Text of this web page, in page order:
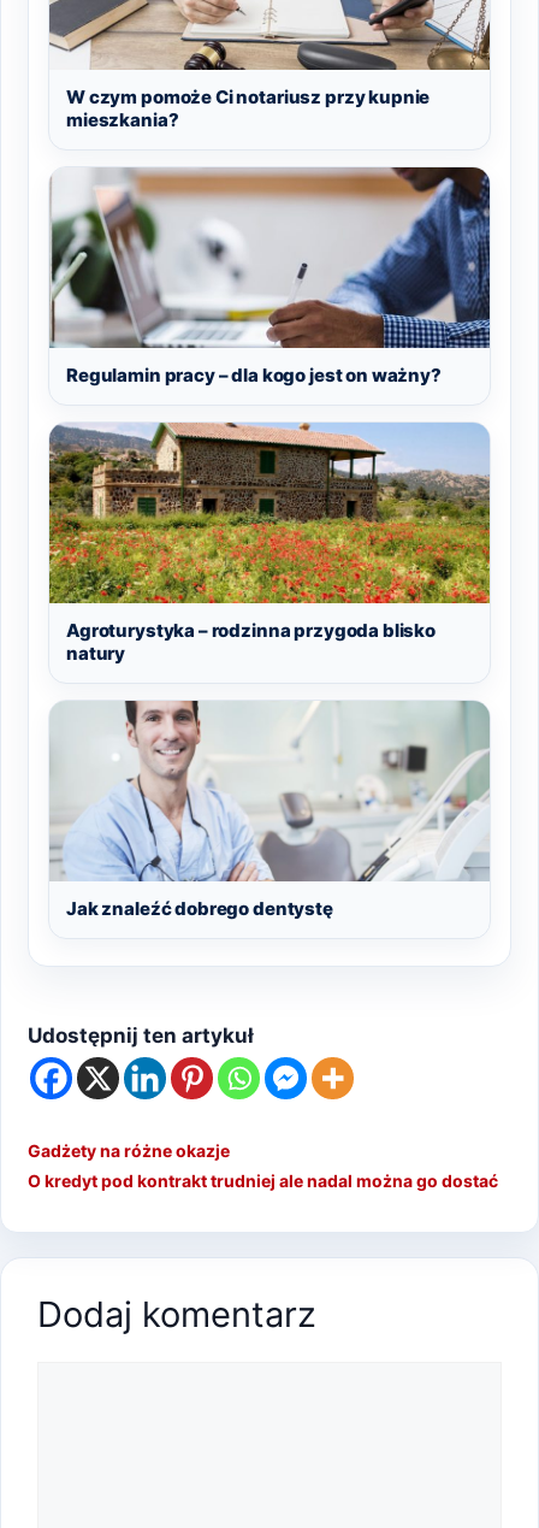
W czym pomoże Ci notariusz przy kupnie
mieszkania?
Regulamin pracy – dla kogo jest on ważny?
Agroturystyka – rodzinna przygoda blisko
natury
Jak znaleźć dobrego dentystę
Udostępnij ten artykuł
Gadżety na różne okazje
O kredyt pod kontrakt trudniej ale nadal można go dostać
Dodaj komentarz